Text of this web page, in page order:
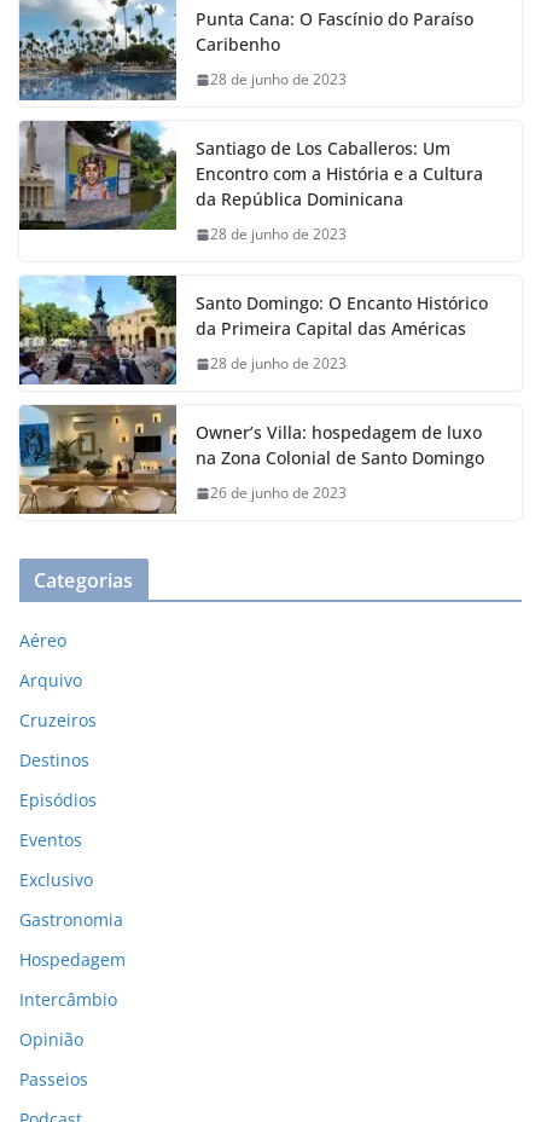
Punta Cana: O Fascínio do Paraíso
Caribenho
28 de junho de 2023
Santiago de Los Caballeros: Um
Encontro com a História e a Cultura
da República Dominicana
28 de junho de 2023
Santo Domingo: O Encanto Histórico
da Primeira Capital das Américas
28 de junho de 2023
Owner’s Villa: hospedagem de luxo
na Zona Colonial de Santo Domingo
26 de junho de 2023
Categorias
Aéreo
Arquivo
Cruzeiros
Destinos
Episódios
Eventos
Exclusivo
Gastronomia
Hospedagem
Intercâmbio
Opinião
Passeios